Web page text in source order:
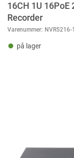
16CH 1U
Recorder
Varenummer: NVR5216-
på lager